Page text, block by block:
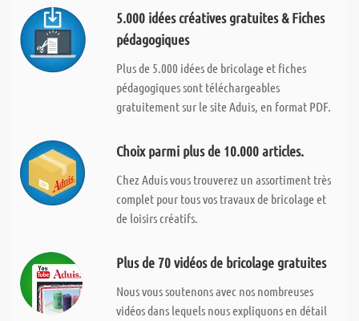
5.000 idées créatives gratuites & Fiches
pédagogiques
Plus de 5.000 idées de bricolage et fiches
pédagogiques sont téléchargeables
gratuitement sur le site Aduis, en format PDF.
Choix parmi plus de 10.000 articles.
Chez Aduis vous trouverez un assortiment très
complet pour tous vos travaux de bricolage et
de loisirs créatifs.
Plus de 70 vidéos de bricolage gratuites
Nous vous soutenons avec nos nombreuses
vidéos dans lequels nous expliquons en détail